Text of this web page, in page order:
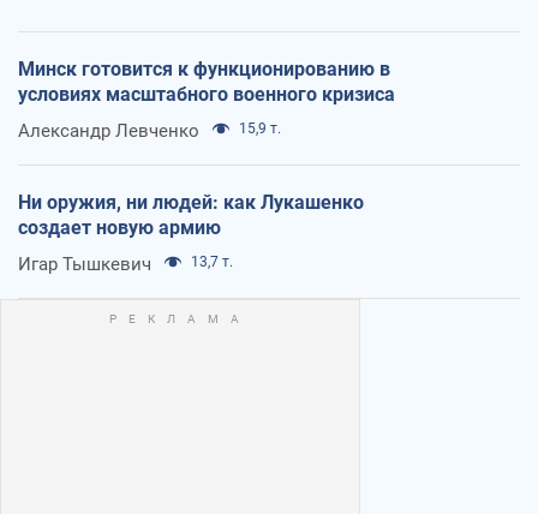
Минск готовится к функционированию в
условиях масштабного военного кризиса
Александр Левченко 15,9 т.
Ни оружия, ни людей: как Лукашенко
создает новую армию
Игар Тышкевич 13,7 т.